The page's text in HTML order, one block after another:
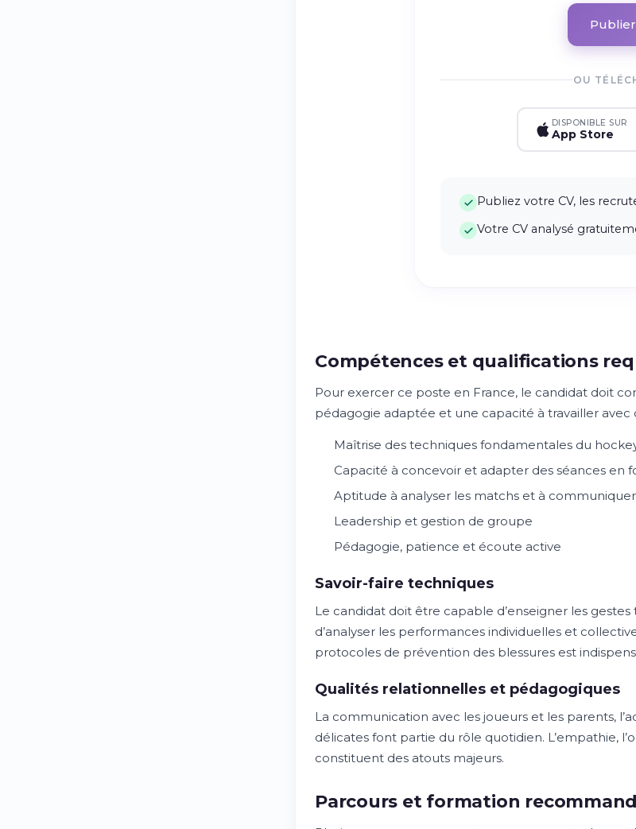
OU
DISPONIBLE SUR
App Store
Publiez votre CV, les
Votre CV analysé
Compétences et qualifications
Pour exercer ce poste en France, le candidat doit
pédagogie adaptée et une capacité à travailler
Maîtrise des techniques fondamentales du
Capacité à concevoir et adapter des séances en
Aptitude à analyser les matchs et à
Leadership et gestion de groupe
Pédagogie, patience et écoute active
Savoir-faire techniques
Le candidat doit être capable d’enseigner les
d’analyser les performances individuelles et
protocoles de prévention des blessures est
Qualités relationnelles et pédagogiques
La communication avec les joueurs et les parents,
délicates font partie du rôle quotidien. L’empathie,
constituent des atouts majeurs.
Parcours et formation